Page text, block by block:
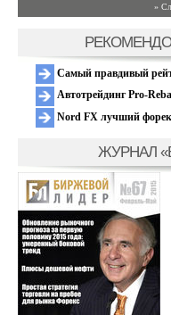
»
Самый правдивый
Автотрейдинг Pro-
Nord FX лучший
ЖУРНАЛ